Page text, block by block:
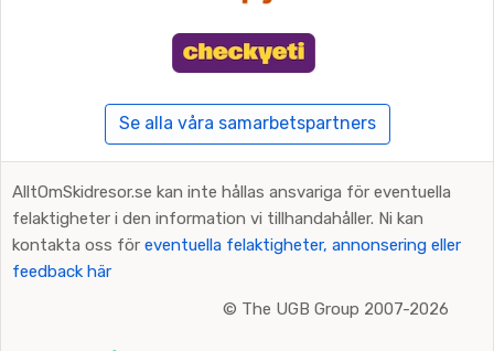
Se alla våra samarbetspartners
AlltOmSkidresor.se kan inte hållas ansvariga för eventuella
felaktigheter i den information vi tillhandahåller. Ni kan
kontakta oss för eventuella felaktigheter, annonsering eller
feedback här
© The UGB Group 2007-2026